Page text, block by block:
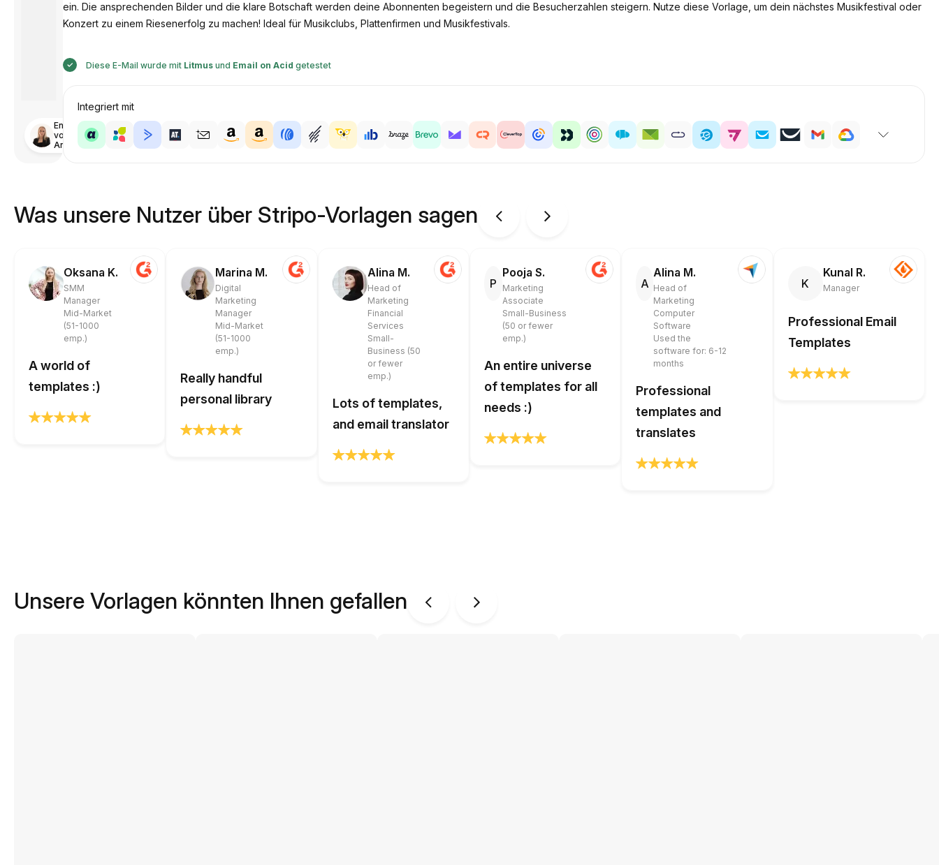
Entworfen
von
Anastasiia
ein. Die ansprechenden Bilder und die klare Botschaft werden deine Abonnenten begeistern und die Besucherzahlen steigern. Nutze diese Vorlage, um dein nächstes Musikfestival oder
Konzert zu einem Riesenerfolg zu machen! Ideal für Musikclubs, Plattenfirmen und Musikfestivals.
Diese E-Mail wurde mit Litmusund Email on Acid getestet
Integriert mit
Was unsere Nutzer über Stripo-Vorlagen sagen
Oksana K.
SMM
Manager
Mid-Market
(51-1000
emp.)
A world of
templates :)
Marina M.
Digital
Marketing
Manager
Mid-Market
(51-1000
emp.)
Really handful
personal library
Alina M.
Head of
Marketing
Financial
Services
Small-
Business (50
or fewer
emp.)
Lots of templates,
and email translator
P
Pooja S.
Marketing
Associate
Small-Business
(50 or fewer
emp.)
An entire universe
of templates for all
needs :)
A
Alina M.
Head of
Marketing
Computer
Software
Used the
software for: 6-12
months
Professional
templates and
translates
K
Kunal R.
Manager
Professional Email
Templates
Unsere Vorlagen könnten Ihnen gefallen